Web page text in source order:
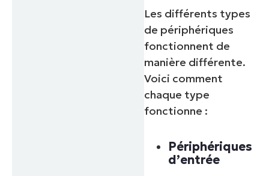
Les différents types
de périphériques
fonctionnent de
manière différente.
Voici comment
chaque type
fonctionne :
Périphériques
d’entrée